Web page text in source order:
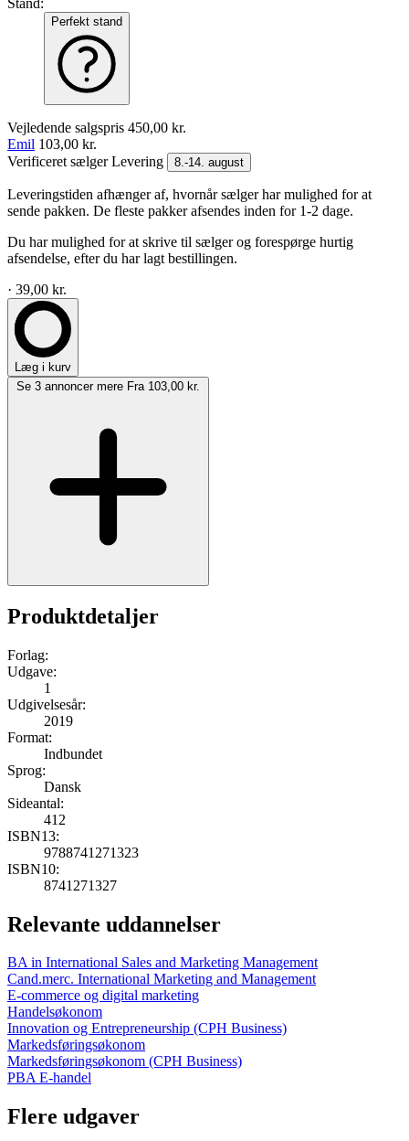
Perfekt stand
Vejledende salgspris 450,00 kr.
Emil 103,00 kr.
Verificeret sælgerLevering 8.-14. august
Leveringstiden afhænger af, hvornår sælger har mulighed for at
sende pakken. De fleste pakker afsendes inden for 1-2 dage.
Du har mulighed for at skrive til sælger og forespørge hurtig
afsendelse, efter du har lagt bestillingen.
· 39,00 kr.
Læg i kurv
Se 3 annoncer mere Fra 103,00 kr.
Produktdetaljer
Forlag:
Udgave:
1
Udgivelsesår:
2019
Format:
Indbundet
Sprog:
Dansk
Sideantal:
412
ISBN13:
9788741271323
ISBN10:
8741271327
Relevante uddannelser
BA in International Sales and Marketing Management
Cand.merc. International Marketing and Management
E-commerce og digital marketing
Handelsøkonom
Innovation og Entrepreneurship (CPH Business)
Markedsføringsøkonom
Markedsføringsøkonom (CPH Business)
PBA E-handel
Flere udgaver